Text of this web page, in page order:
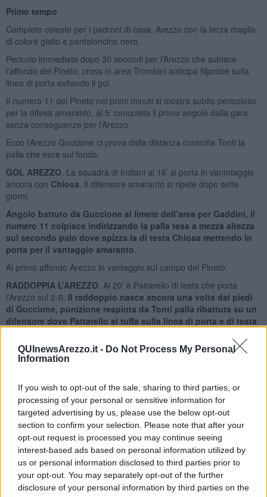
QUInewsArezzo.it - Do Not Process My Personal
Information
If you wish to opt-out of the sale, sharing to third parties, or
processing of your personal or sensitive information for
targeted advertising by us, please use the below opt-out
section to confirm your selection. Please note that after your
opt-out request is processed you may continue seeing
interest-based ads based on personal information utilized by
us or personal information disclosed to third parties prior to
your opt-out. You may separately opt-out of the further
disclosure of your personal information by third parties on the
Primo tempo
Completo celeste per i padroni di casa, Arezzo con la terza maglia
di colore giallo e pantaloncino nero.
Pericolo immediato dopo 30 secondi per l’Arezzo che subisce
l’affondo del Pineto, cross in area Trombini anticipa Njambè sulla
linea di porta evitando il gol.
Il numero 11 del Pineto nei primi minuti si mostra subito pericoloso
per la difesa amaranto, al 5’ conquista il primo angolo dalla gara
senza conseguenze per l’Arezzo.
Ecco l’Arezzo Guccione ci prova dalla distanza controlla Tonti la
palla che esce sul fondo.
GOL AREZZO . La squadra di Indiani al 16’ si porta in vanmtaggio
ancora con Chiosa . Il difensore amaranto si ripete dopo sette
giorni.
Angolo battuto da Guccione al limete dell’area per Gaddini, il
numero 11 colpisce indirizzando la palla tesa a mezza altezza
sul secondo palo dove spizza la di testa Chiosa mettendo in
porta per il vantaggio amaranto
Al primo affondo Arezzo in vantaggio sul campo del Pineto.
RADDOPPIA L’AREZZO . Al 20’ è Pattarello di testa che porta
l’Arezzo sul 2-0. Il raddoppio nasce ancora una volta dai piedi
di Guccione, punizione respinta da Tonti palla ribattuta su un
difensore dove Pattarello si tuffa sulla linea di porta e di testa
Alla mezz’ora del primo tempo l’Arezzo conduce 2-0 sul campo del
Pineto che in 4’ minuto ha subito il doppio svantaggio con le reti di
GOL PINETO .La riapre Borsoi al 36’ il numero 19 calcia un
sinistro pefetto dalla distanza che si va ad insaccare sul
secondo palo difeso da Trombini dove il portiere amaranto
non può fare nulla per evitare il gol.
Il Pineto spinge per cercare il pareggio. Ancora Borsoi al 39’
guadagna il calcio d’angolo con un gran tiro dal limite, Trombini si
salva in angolo.
Pineto vicino al gol, contropiede su corner a favore dell’Arezzo, la